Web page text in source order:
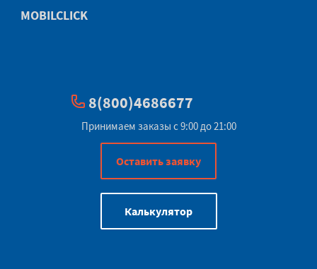
MOBILCLICK
8(800)4686677
Принимаем заказы с 9:00 до 21:00
Оставить заявку
Калькулятор